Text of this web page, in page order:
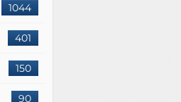
1044
401
150
90